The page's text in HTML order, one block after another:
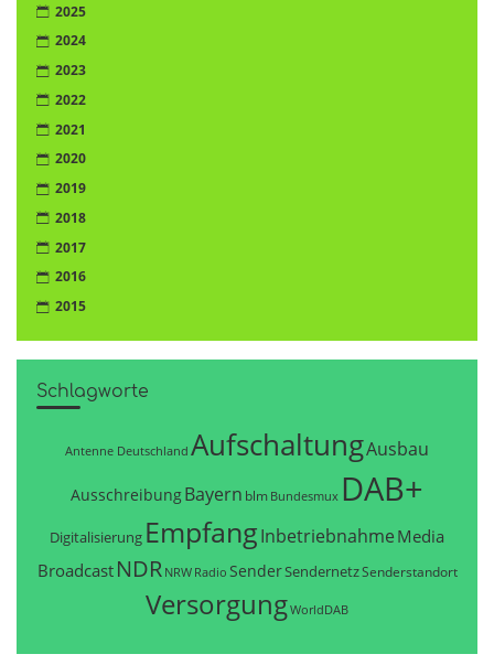
2025
2024
2023
2022
2021
2020
2019
2018
2017
2016
2015
Schlagworte
Antenne Deutschland AufschaltungAusbau
AusschreibungBayern blm Bundesmux DAB+
Digitalisierung EmpfangInbetriebnahme Media
Broadcast NDR NRW Radio SenderSendernetzSenderstandort
VersorgungWorldDAB